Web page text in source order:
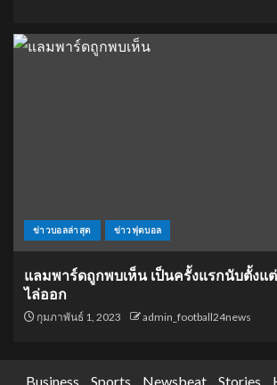
ข่าวบอลล่าสุด ข่าวฟุตบอล
แลมพาร์ดถูกพบเห็น เป็นครั้งแรกนับตั้งแ
ไล่ออก
กุมภาพันธ์ 1, 2023 admin_football24news
Business Sports Newsbeat Stories